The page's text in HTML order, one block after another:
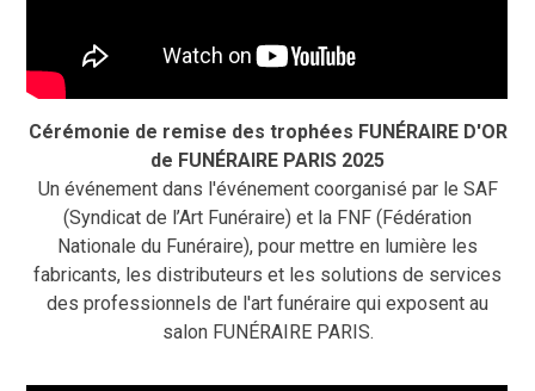
Cérémonie de remise des trophées FUNÉRAIRE D'OR
de FUNÉRAIRE PARIS 2025
Un événement dans l'événement coorganisé par le SAF
(Syndicat de l’Art Funéraire) et la FNF (Fédération
Nationale du Funéraire), pour mettre en lumière les
fabricants, les distributeurs et les solutions de services
des professionnels de l'art funéraire qui exposent au
salon FUNÉRAIRE PARIS.